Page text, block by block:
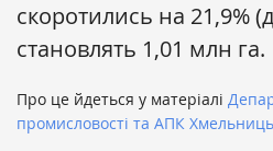
скоротились на 21,9%
становлять 1,01 млн га.
Про це йдеться у матеріалі
промисловості та АПК